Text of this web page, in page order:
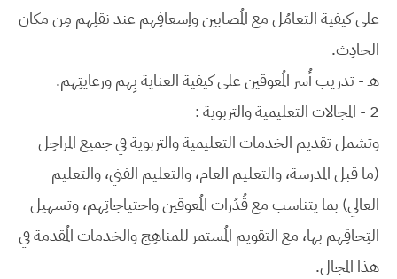
على كيفية التعامُل مع المُصابين وإسعافِهم عند نقلِهم مِن مكان
الحادِث.
هـ - تدريب أُسر المُعوقين على كيفية العناية بِهم ورعايتِهم.
2 - المجالات التعليمية والتربوية :
وتشمل تقديم الخدمات التعليمية والتربوية في جميع المراحِل
(ما قبل المدرسة، والتعليم العام، والتعليم الفني، والتعليم
العالي) بما يتناسب مع قُدُرات المُعوقين واحتياجاتِهم، وتسهيل
التِحاقِهم بها، مع التقويم المُستمر للمناهِج والخدمات المُقدمة في
هذا المجال.